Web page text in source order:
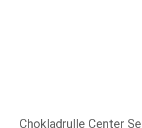
Chokladrulle Center